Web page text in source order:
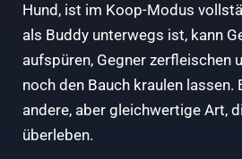
Hund, ist im Koop-Modus
als Buddy unterwegs ist, kann
aufspüren, Gegner zerfleischen
noch den Bauch kraulen lassen.
andere, aber gleichwertige Art,
überleben.